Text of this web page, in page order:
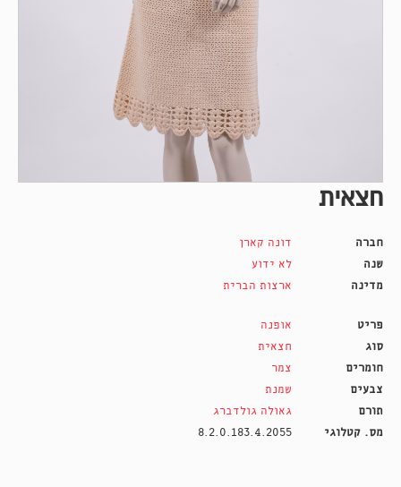
חצאית
חברה
דונה קארן
שנה
לא ידוע
מדינה
ארצות הברית
פריט
אופנה
סוג
חצאית
חומרים
צמר
צבעים
שמנת
תורם
גאולה גולדברג
מס. קטלוגי
8.2.0.183.4.2055